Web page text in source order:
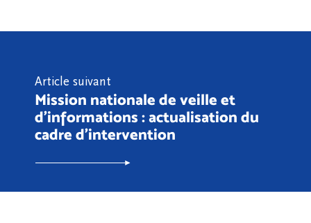
Article suivant
Mission nationale de veille et
d’informations : actualisation du
cadre d'intervention